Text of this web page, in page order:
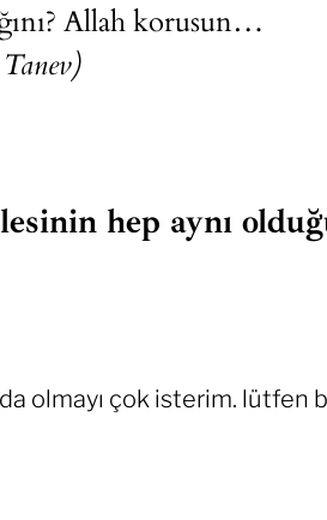
Allah korusun…
hep aynı
olmayı çok isterim. lütfen